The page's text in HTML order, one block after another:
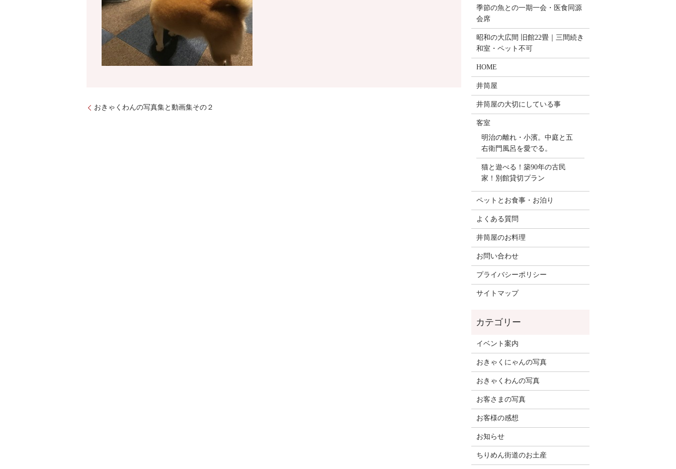
おきゃくわんの写真集と動画集その２
季節の魚との一期一会・医食同源
会席
昭和の大広間 旧館22畳｜三間続き
和室・ペット不可
HOME
井筒屋
井筒屋の大切にしている事
客室
明治の離れ・小濱。中庭と五
右衛門風呂を愛でる。
猫と遊べる！築90年の古民
家！別館貸切プラン
ペットとお食事・お泊り
よくある質問
井筒屋のお料理
お問い合わせ
プライバシーポリシー
サイトマップ
イベント案内
おきゃくにゃんの写真
おきゃくわんの写真
お客さまの写真
お客様の感想
お知らせ
ちりめん街道のお土産